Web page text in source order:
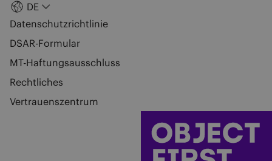
DE
Datenschutzrichtlinie
DSAR-Formular
MT-Haftungsausschluss
Rechtliches
Vertrauenszentrum